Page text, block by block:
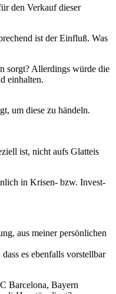
den Verkauf dieser
ist der Einfluß. Was
sorgt? Allerdings würde die
einhalten.
um diese zu händeln.
ist, nicht aufs Glatteis
in Krisen- bzw. Invest-
aus meiner persönlichen
es ebenfalls vorstellbar
Barcelona, Bayern